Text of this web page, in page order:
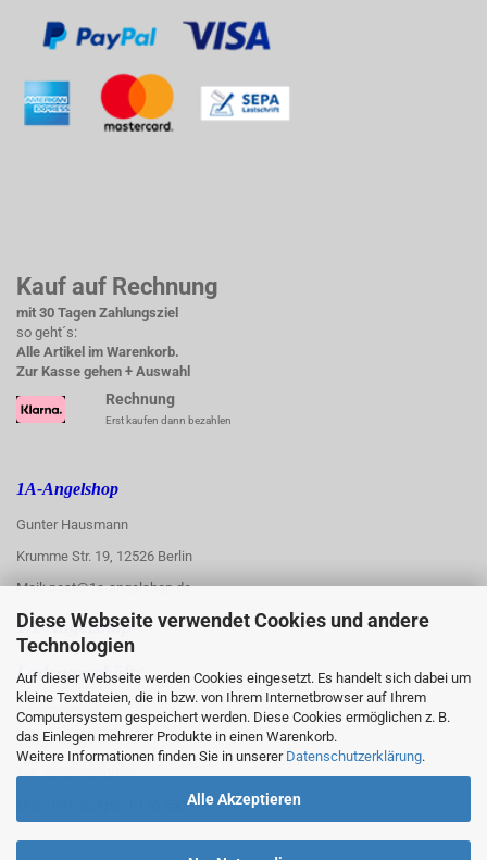
Diese Webseite verwendet Cookies und andere
Technologien
Auf dieser Webseite werden Cookies eingesetzt. Es handelt sich dabei um
kleine Textdateien, die in bzw. von Ihrem Internetbrowser auf Ihrem
Computersystem gespeichert werden. Diese Cookies ermöglichen z. B.
das Einlegen mehrerer Produkte in einen Warenkorb.
Weitere Informationen finden Sie in unserer Datenschutzerklärung.
Alle Akzeptieren
Kauf auf Rechnung
mit 30 Tagen Zahlungsziel
so geht´s:
Alle Artikel im Warenkorb.
Zur Kasse gehen + Auswahl
Rechnung
Erst kaufen dann bezahlen
1A-Angelshop
Gunter Hausmann
Krumme Str. 19, 12526 Berlin
Mail: post@1a-angelshop.de
1A-Angelshop-
Ladengeschäft::
Regattastr. 66
12527 Berlin
Tel.: 030/67890006
Mobil/WhatsApp: 0176 550 90 773